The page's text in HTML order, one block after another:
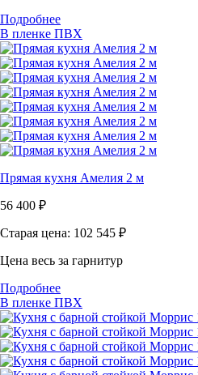
Подробнее
В пленке ПВХ
Прямая кухня Амелия 2 м
56 400 ₽
Старая цена: 102 545 ₽
Цена весь за гарнитур
Подробнее
В пленке ПВХ